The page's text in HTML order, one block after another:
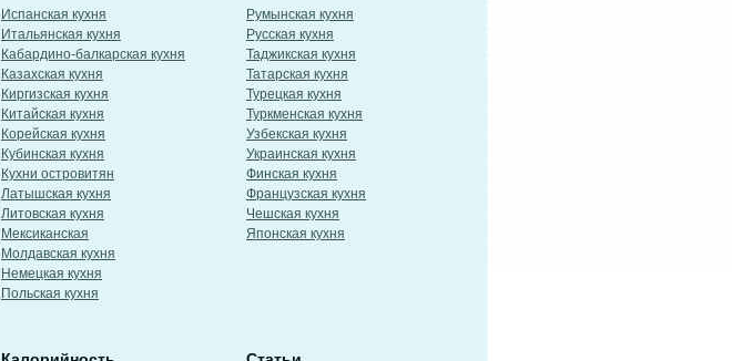
Испанская кухня
Итальянская кухня
Кабардино-балкарская кухня
Казахская кухня
Киргизская кухня
Китайская кухня
Корейская кухня
Кубинская кухня
Кухни островитян
Латышская кухня
Литовская кухня
Мексиканская
Молдавская кухня
Немецкая кухня
Польская кухня
Румынская кухня
Русская кухня
Таджикская кухня
Татарская кухня
Турецкая кухня
Туркменская кухня
Узбекская кухня
Украинская кухня
Финская кухня
Французская кухня
Чешская кухня
Японская кухня